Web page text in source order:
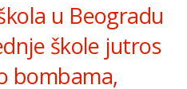
u Beogradu
škole jutros
bombama,